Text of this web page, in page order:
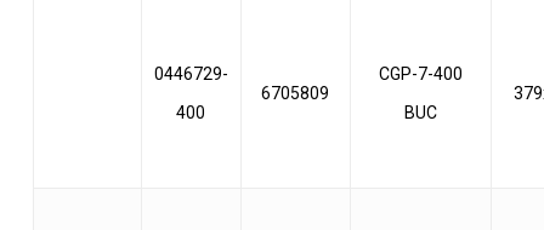
0446729-
400
6705809
CGP-7-400
BUC